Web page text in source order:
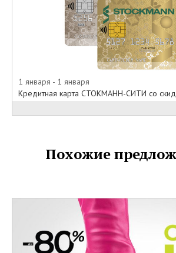
1 января - 1 января
Кредитная карта СТОКМАНН-СИТИ со
Похожие